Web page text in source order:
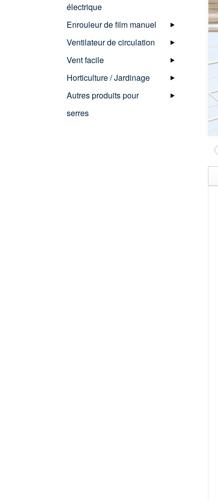
électrique
Enrouleur de film manuel
Ventilateur de circulation
Vent facile
Horticulture / Jardinage
Autres produits pour
serres